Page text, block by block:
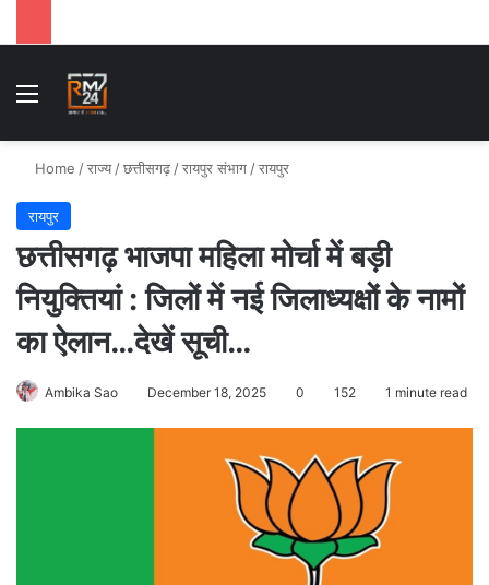
Menu
Home /राज्य /छत्तीसगढ़ /रायपुर संभाग /रायपुर
रायपुर
छत्तीसगढ़ भाजपा महिला मोर्चा में बड़ी
नियुक्तियां : जिलों में नई जिलाध्यक्षों के नामों
का ऐलान…देखें सूची…
Ambika Sao December 18, 2025 0 152 1 minute read